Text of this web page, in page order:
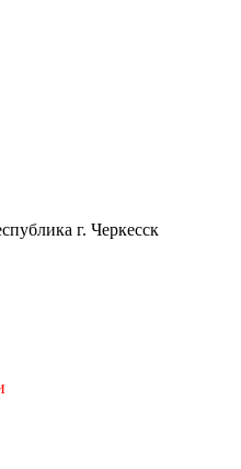
г. Черкесск